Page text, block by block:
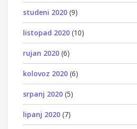
studeni 2020 (9)
listopad 2020 (10)
rujan 2020 (6)
kolovoz 2020 (6)
srpanj 2020 (5)
lipanj 2020 (7)